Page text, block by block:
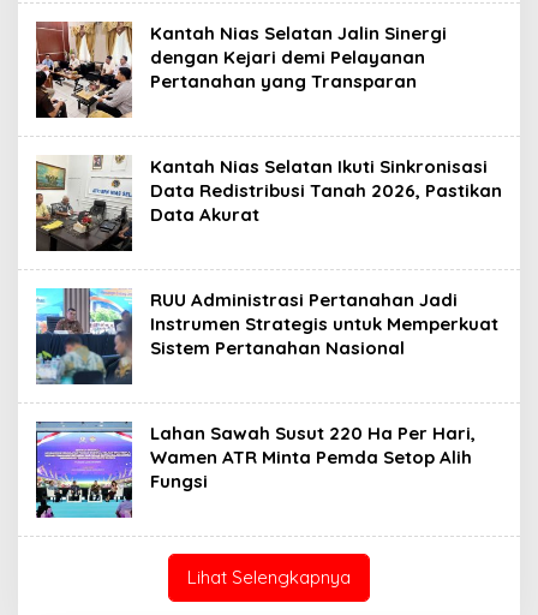
Kantah Nias Selatan Jalin Sinergi
dengan Kejari demi Pelayanan
Pertanahan yang Transparan
Kantah Nias Selatan Ikuti Sinkronisasi
Data Redistribusi Tanah 2026, Pastikan
Data Akurat
RUU Administrasi Pertanahan Jadi
Instrumen Strategis untuk Memperkuat
Sistem Pertanahan Nasional
Lahan Sawah Susut 220 Ha Per Hari,
Wamen ATR Minta Pemda Setop Alih
Fungsi
Lihat Selengkapnya